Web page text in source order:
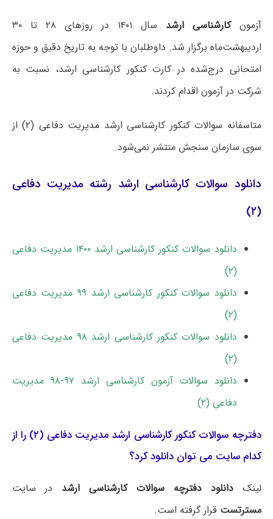
آزمونکارشناسی ارشد
سال ۱۴۰۱ در روزهای ۲۸ تا ۳۰
اردیبهشت‌ماه برگزار شد. داوطلبان با توجه به تاریخ دقیق و حوزه
امتحانی درج‌شده در کارت کنکور کارشناسی ارشد، نسبت به
شرکت در آزمون اقدام کردند.
متاسفانه سوالات کنکور کارشناسی ارشد مدیریت دفاعی (۲) از
سوی سازمان سنجش منتشر نمی‌شود.
دانلود سوالات کارشناسی ارشد رشته مدیریت دفاعی
(۲)
دانلود سوالات کنکور کارشناسی ارشد ۱۴۰۰ مدیریت دفاعی
(۲)
دانلود سوالات کنکور کارشناسی ارشد ۹۹ مدیریت دفاعی
(۲)
دانلود سوالات کنکور کارشناسی ارشد ۹۸ مدیریت دفاعی
(۲)
دانلود سوالات آزمون کارشناسی ارشد ۹۷-۹۸ ﻣﺪﻳﺮﻳﺖ
دفاعی (۲)
دفترچه سوالات کنکور کارشناسی ارشد مدیریت دفاعی (۲) را از
کدام سایت می توان دانلود کرد؟
لینکدانلود دفترچه سوالات کارشناسی ارشد در سایت
مسترتست قرار گرفته است.